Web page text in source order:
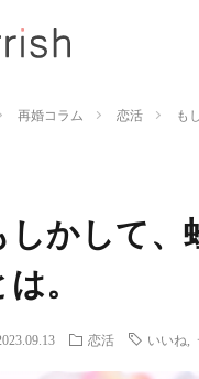
再婚コラム 恋活 も
しかして、
は。
恋活 いいね